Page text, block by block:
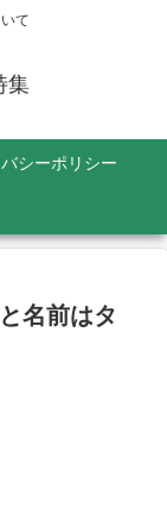
て
集
シーポリシー
名前はタ